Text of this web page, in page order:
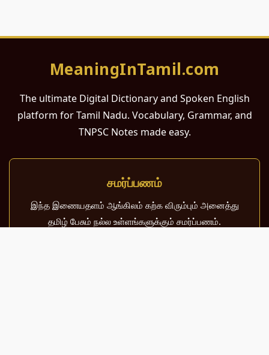
MeaningInTamil.com
The ultimate Digital Dictionary and Spoken English
platform for Tamil Nadu. Vocabulary, Grammar, and
TNPSC Notes made easy.
சமர்ப்பணம்
இந்த இணையதளம் ஆங்கிலம் கற்க விரும்பும் அனைத்து
தமிழ் பேசும் நல்ல உள்ளங்களுக்கும் சமர்ப்பணம்.